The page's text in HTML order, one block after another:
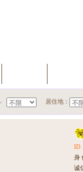
居住地：
ID
身
诚